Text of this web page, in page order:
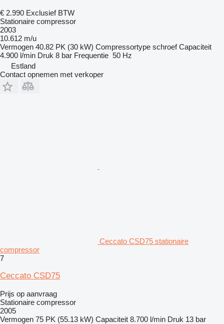
€ 2.990 Exclusief BTW
Stationaire compressor
2003
10.612 m/u
Vermogen 40.82 PK (30 kW) Compressortype schroef Capaciteit
4.900 l/min Druk 8 bar Frequentie 50 Hz
Estland
Contact opnemen met verkoper
Ceccato CSD75 stationaire
compressor
7
Ceccato CSD75
Prijs op aanvraag
Stationaire compressor
2005
Vermogen 75 PK (55.13 kW) Capaciteit 8.700 l/min Druk 13 bar